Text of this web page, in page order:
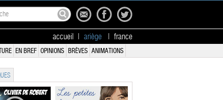
accueil ariège france
EN BREF OPINIONS BRÈVES ANIMATIONS